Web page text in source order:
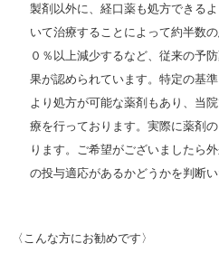
製剤以外に、経口薬も処方できる
いて治療することによって約半数
０％以上減少するなど、従来の予
果が認められています。特定の基
より処方が可能な薬剤もあり、当
療を行っております。実際に薬剤
ります。ご希望がございましたら
の投与適応があるかどうかを判断い
〈こんな方にお勧めです〉